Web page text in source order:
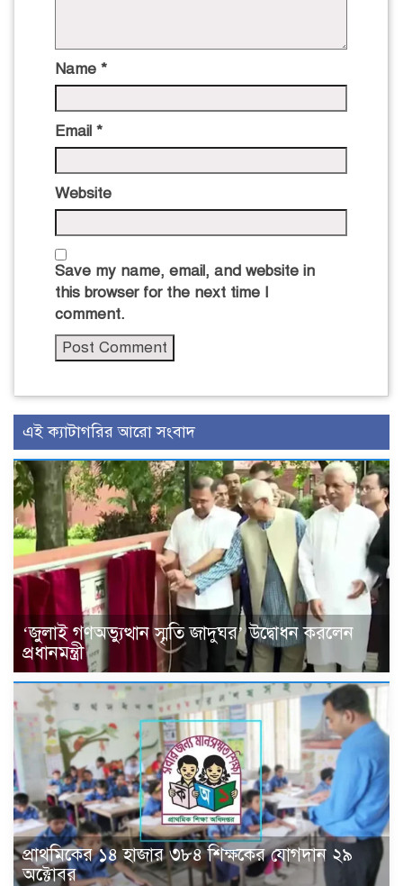
Name *
Email *
Website
Save my name, email, and website in
this browser for the next time I
comment.
এই ক্যাটাগরির আরো সংবাদ
‘জুলাই গণঅভ্যুত্থান স্মৃতি জাদুঘর’ উদ্বোধন করলেন
প্রধানমন্ত্রী
প্রাথমিকের ১৪ হাজার ৩৮৪ শিক্ষকের যোগদান ২৯
অক্টোবর